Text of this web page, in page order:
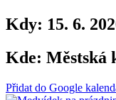
Kdy: 15. 6.
Kde: Městská
Přidat do Google